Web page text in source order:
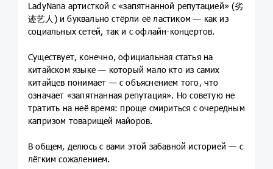
LadyNana артисткой с «запятнанной репутацией» (劣
迹艺人) и буквально стёрли её ластиком — как из
социальных сетей, так и с офлайн-концертов.
Существует, конечно, официальная статья на
китайском языке — который мало кто из самих
китайцев понимает — с объяснением того, что
означает «запятнанная репутация». Но советую не
тратить на неё время: проще смириться с очередным
капризом товарищей майоров.
В общем, делюсь с вами этой забавной историей — с
лёгким сожалением.